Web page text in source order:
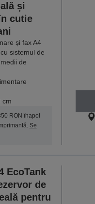
și
cutie
și fax A4
sistemul de
de
cm
RON înapoi
Se
EcoTank
de
pentru